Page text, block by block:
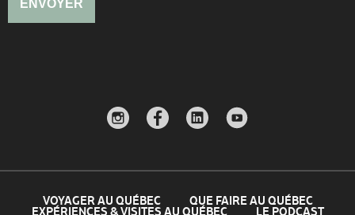
VOYAGER AU QUÉBEC
QUE FAIRE AU QUÉBEC
EXPÉRIENCES & VISITES AU QUÉBEC
LE PODCAST